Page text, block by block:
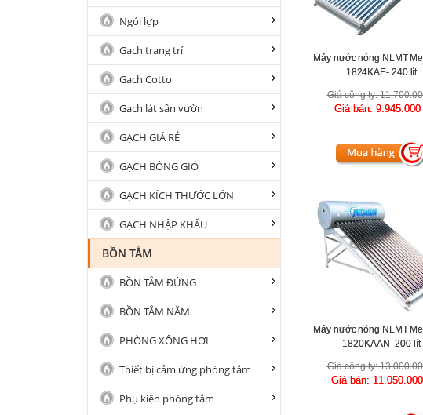
Máy nước nóng NLMT
1824KAE- 240 lít
Giá công ty:
Giá bán: 9.945.000
Máy nước nóng NLMT
1820KAAN- 200 lít
Giá công ty:
Giá bán:
Ngói lợp
Gạch trang trí
Gạch Cotto
Gạch lát sân vườn
GẠCH GIÁ RẺ
GẠCH BÔNG GIÓ
GẠCH KÍCH THƯỚC LỚN
GẠCH NHẬP KHẨU
BỒN TẮM
BỒN TẮM ĐỨNG
BỒN TẮM NẰM
PHÒNG XÔNG HƠI
Thiết bị cảm ứng phòng tắm
Phụ kiện phòng tắm